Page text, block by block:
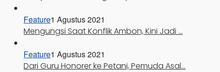
Feature1 Agustus 2021
Mengungsi Saat Konflik Ambon, Kini Jadi …
Feature1 Agustus 2021
Dari Guru Honorer ke Petani, Pemuda Asal…